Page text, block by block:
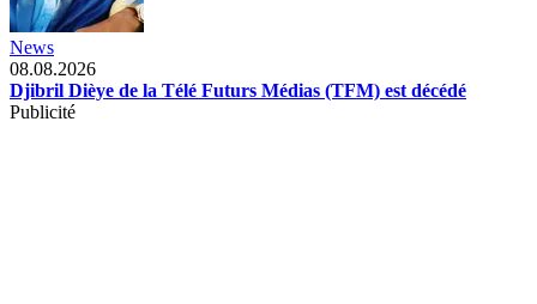
News
08.08.2026
Djibril Dièye de la Télé Futurs Médias (TFM) est décédé
Publicité